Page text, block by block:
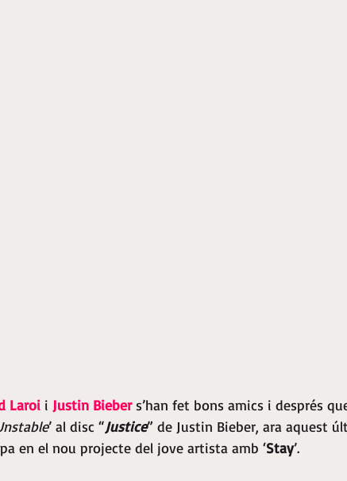
Laroi i Justin Bieber s’han fet bons amics i després
’ al disc “Justice” de Justin Bieber, ara aquest
en el nou projecte del jove artista amb ‘Stay’.